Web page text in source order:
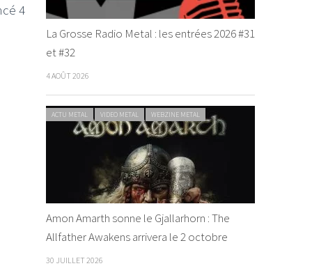
4
La Grosse Radio Metal : les entrées 2026 #31
et #32
4 AOÛT 2026
ACTU METAL VIDEO METAL WEBZINE METAL
Amon Amarth sonne le Gjallarhorn : The
Allfather Awakens arrivera le 2 octobre
30 JUILLET 2026